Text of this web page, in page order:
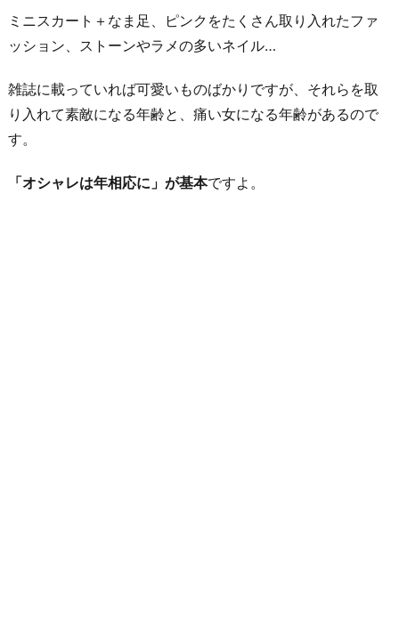
な
恋
に
ば
ハ
ミニスカート＋なま足、ピンクをたくさん取り入れたファ
ッション、ストーンやラメの多いネイル…
雑誌に載っていれば可愛いものばかりですが、それらを取
り入れて素敵になる年齢と、痛い女になる年齢があるので
す。
「オシャレは年相応に」が基本ですよ。